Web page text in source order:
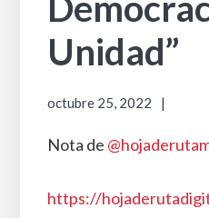
Unidad”
octubre 25, 2022
Nota de
https://